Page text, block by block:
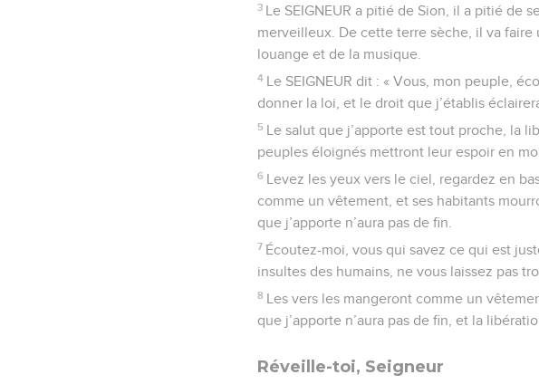
3 Le SEIGNEUR a pitié de Sion, il a pitié de
merveilleux. De cette terre sèche, il va faire
louange et de la musique.
4 Le SEIGNEUR dit : « Vous, mon peuple,
donner la loi, et le droit que j’établis
5 Le salut que j’apporte est tout proche, la
peuples éloignés mettront leur espoir en
6 Levez les yeux vers le ciel, regardez en
comme un vêtement, et ses habitants
que j’apporte n’aura pas de fin.
7 Écoutez-moi, vous qui savez ce qui est
insultes des humains, ne vous laissez pas
8 Les vers les mangeront comme un
que j’apporte n’aura pas de fin, et la
Réveille-toi, Seigneur